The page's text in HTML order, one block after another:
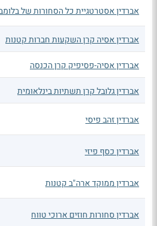
אברדין אסטרטגיית כל הסחורות של
אברדין אסיה קרן השקעות חברות קטנות
אברדין אסיה-פסיפיק קרן הכנסה
אברדין גלובל קרן תשתיות בינלאומית
אברדין זהב פיסי
אברדין כסף פיזי
אברדין ממוקד ארה"ב קטנות
אברדין סחורות חוזים ארוכי טווח